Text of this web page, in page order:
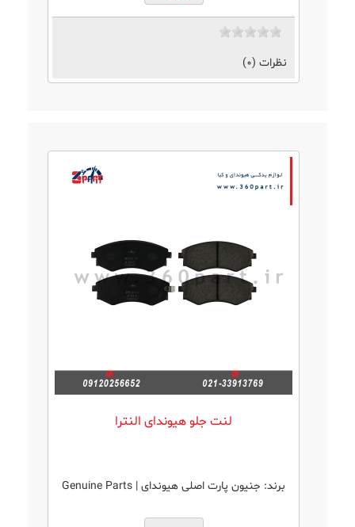
نظرات (0)
لنت جلو هیوندای النترا
برند: جنیون پارت اصلی هیوندای | Genuine Parts